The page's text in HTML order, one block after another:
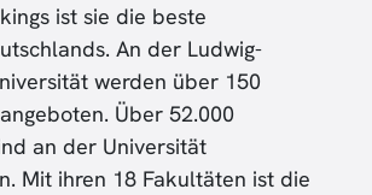
ist sie die beste
An der Ludwig-
werden über 150
Über 52.000
an der Universität
Mit ihren 18 Fakultäten ist die